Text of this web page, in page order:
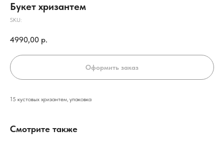
Букет хризантем
SKU:
4990,00 р.
Оформить заказ
15 кустовых хризантем, упаковка
Смотрите также